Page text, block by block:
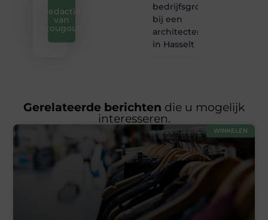
Redactie
van
iztougoud
bedrijfsgroei
bij een
architectenbureau
in Hasselt
Gerelateerde berichten die u mogelijk
interesseren.
WINKELEN